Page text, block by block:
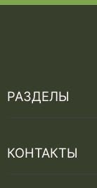
КОНТАКТЫ
РАЗДЕЛЫ
Проектирование